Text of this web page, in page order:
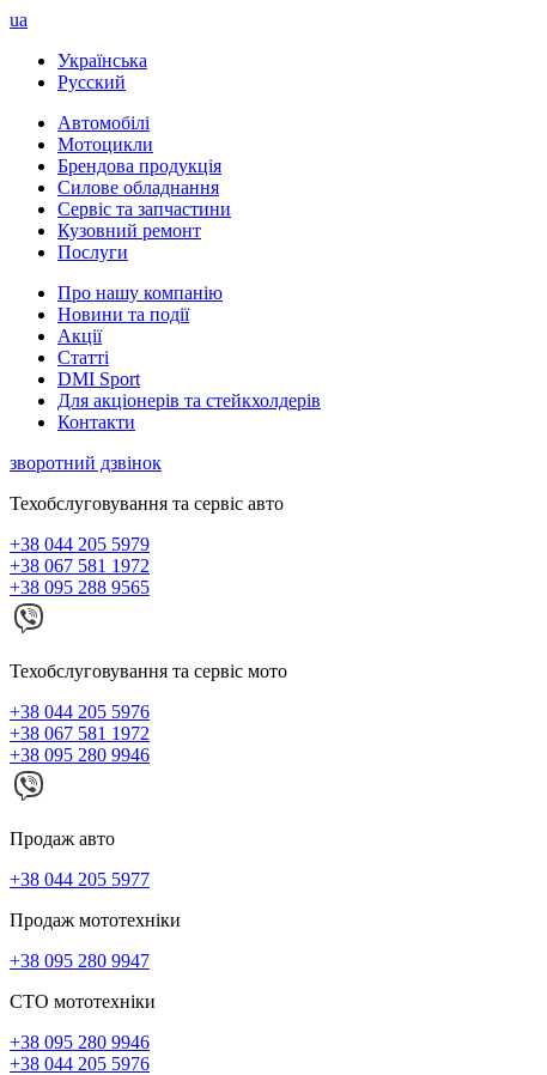
ua
Українська
Русский
Автомобілі
Мотоцикли
Брендова продукція
Силове обладнання
Сервіс та запчастини
Кузовний ремонт
Послуги
Про нашу компанію
Новини та події
Акції
Статті
DMI Sport
Для акціонерів та стейкхолдерів
Контакти
зворотний дзвінок
Техобслуговування та сервіс авто
+38 044 205 5979
+38 067 581 1972
+38 095 288 9565
Техобслуговування та сервіс мото
+38 044 205 5976
+38 067 581 1972
+38 095 280 9946
Продаж авто
+38 044 205 5977
Продаж мототехніки
+38 095 280 9947
СТО мототехніки
+38 095 280 9946
+38 044 205 5976